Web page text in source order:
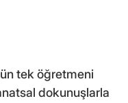
tek öğretmeni
dokunuşlarla